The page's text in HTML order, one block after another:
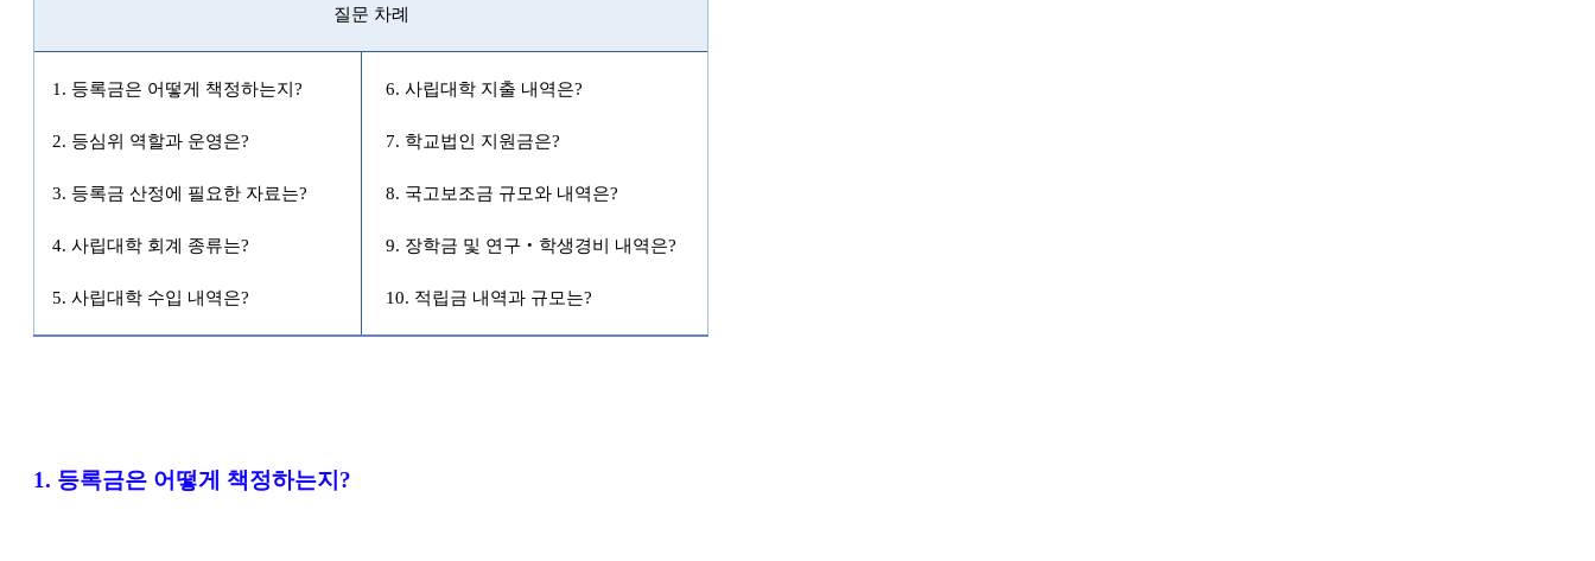
질문 차례
1. 등록금은 어떻게 책정하는지?
2. 등심위 역할과 운영은?
3. 등록금 산정에 필요한 자료는?
4.사립대학 회계 종류는?
5.사립대학 수입 내역은?
6.사립대학 지출 내역은?
7. 학교법인 지원금은?
8. 국고보조금 규모와 내역은?
9. 장학금 및 연구 ‧ 학생경비 내역은?
10. 적립금 내역과 규모는?
1. 등록금은 어떻게 책정하는지 ?